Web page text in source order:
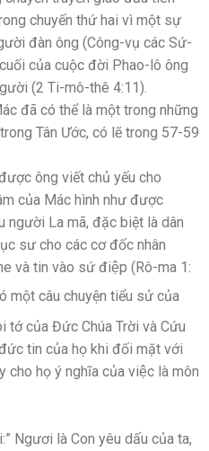
chuyến thứ hai vì một sự
đàn ông (Công-vụ các Sứ-
của cuộc đời Phao-lô ông
(2 Ti-mô-thê 4:11).
đã có thể là một trong những
Tân Ước, có lẽ trong 57-59
ông viết chủ yếu cho
của Mác hình như được
người La mã, đặc biệt là dân
sư cho các cơ đốc nhân
và tin vào sứ điệp (Rô-ma 1:
một câu chuyện tiểu sử của
tớ của Đức Chúa Trời và Cứu
tin của họ khi đối mặt với
cho họ ý nghĩa của việc là môn
Ngươi là Con yêu dấu của ta,